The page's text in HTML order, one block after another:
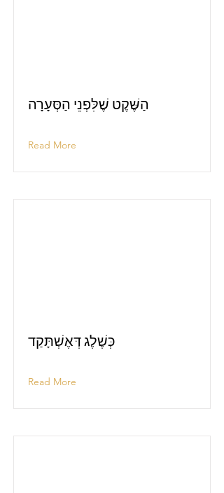
הַשֶּׁקֶט שֶׁלִּפְנֵי הַסְּעָרָה
Read More
כְּשֶׁלֶג דְּאֶשְׁתָּקַד
Read More